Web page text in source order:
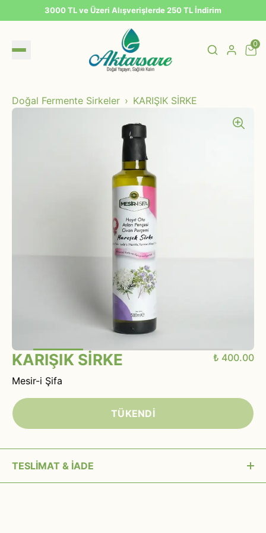
3000 TL ve Üzeri Alışverişlerde 250 TL İndirim
0
Doğal Fermente Sirkeler KARIŞIK SİRKE
KARIŞIK SİRKE
₺ 400.00
Mesir-i Şifa
TÜKENDİ
TESLİMAT & İADE